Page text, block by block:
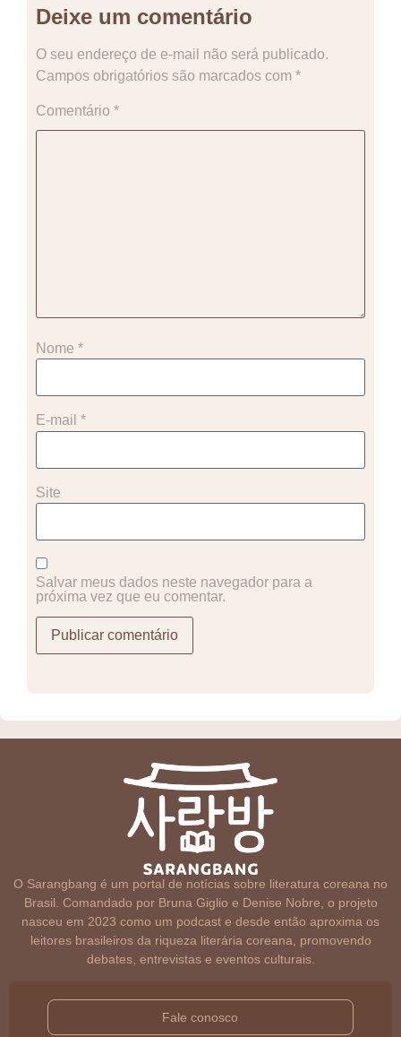
Deixe um comentário
O seu endereço de e-mail não será publicado.
Campos obrigatórios são marcados com *
Comentário *
Nome *
E-mail *
Site
Salvar meus dados neste navegador para a
próxima vez que eu comentar.
O Sarangbang é um portal de notícias sobre literatura coreana no
Brasil. Comandado por Bruna Giglio e Denise Nobre, o projeto
nasceu em 2023 como um podcast e desde então aproxima os
leitores brasileiros da riqueza literária coreana, promovendo
debates, entrevistas e eventos culturais.
Fale conosco